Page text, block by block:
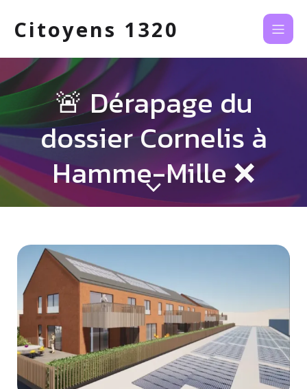
Citoyens 1320
🚨 Dérapage du
dossier Cornelis à
Hamme-Mille ❌